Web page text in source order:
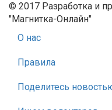
© 2017 Разработка и
"Магнитка-Онлайн"
О нас
Правила
Поделитесь